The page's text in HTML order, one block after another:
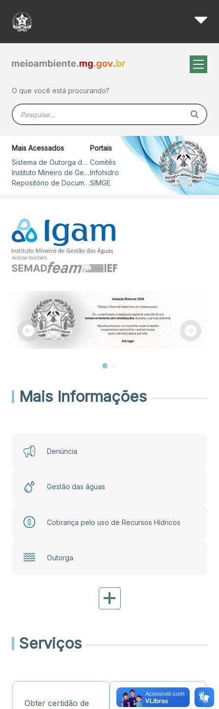
Pular para o Conteúdo principal
Instituto Mineiro de Gestão
O que você está procurando?
Barra de busca
Mais Acessados
Sistema de Outorga de Direito de Uso de Recursos Hídricos – SOUT
Instituto Mineiro de Gestão das Águas
Repositório de Documentos
Portais
Comitês
Infohidro
SIMGE
Acesse também
Mais Informações
Denúncia
Gestão das águas
Cobrança pelo uso de Recursos Hídricos
Outorga
Serviços
Obter certidão de
Cadastrar Reuso